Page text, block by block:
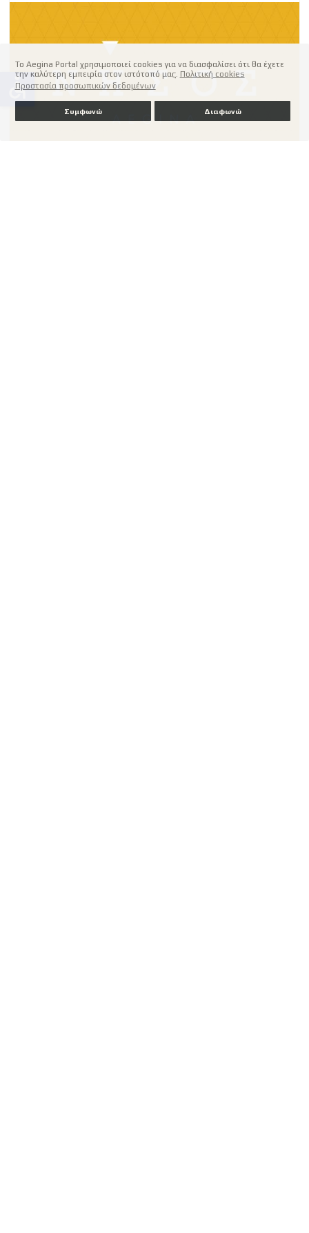
Το Aegina Portal χρησιμοποιεί cookies για να διασφαλίσει ότι θα έχετε
την καλύτερη εμπειρία στον ιστότοπό μας. Πολιτική cookies
Προστασία προσωπικών δεδομένων
Συμφωνώ Διαφωνώ
accessible